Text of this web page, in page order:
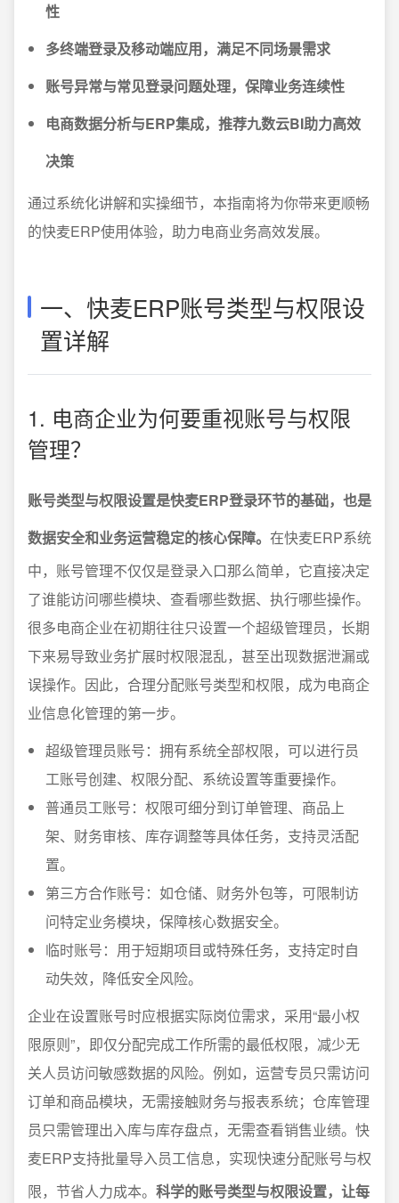
性
多终端登录及移动端应用，满足不同场景需求
账号异常与常见登录问题处理，保障业务连续性
电商数据分析与ERP集成，推荐九数云BI助力高效
决策
通过系统化讲解和实操细节，本指南将为你带来更顺畅
的快麦ERP使用体验，助力电商业务高效发展。
一、快麦ERP账号类型与权限设
置详解
1. 电商企业为何要重视账号与权限
管理？
账号类型与权限设置是快麦ERP登录环节的基础，也是
数据安全和业务运营稳定的核心保障。 在快麦ERP系统
中，账号管理不仅仅是登录入口那么简单，它直接决定
了谁能访问哪些模块、查看哪些数据、执行哪些操作。
很多电商企业在初期往往只设置一个超级管理员，长期
下来易导致业务扩展时权限混乱，甚至出现数据泄漏或
误操作。因此，合理分配账号类型和权限，成为电商企
业信息化管理的第一步。
超级管理员账号：拥有系统全部权限，可以进行员
工账号创建、权限分配、系统设置等重要操作。
普通员工账号：权限可细分到订单管理、商品上
架、财务审核、库存调整等具体任务，支持灵活配
置。
第三方合作账号：如仓储、财务外包等，可限制访
问特定业务模块，保障核心数据安全。
临时账号：用于短期项目或特殊任务，支持定时自
动失效，降低安全风险。
企业在设置账号时应根据实际岗位需求，采用“最小权
限原则”，即仅分配完成工作所需的最低权限，减少无
关人员访问敏感数据的风险。例如，运营专员只需访问
订单和商品模块，无需接触财务与报表系统；仓库管理
员只需管理出入库与库存盘点，无需查看销售业绩。快
麦ERP支持批量导入员工信息，实现快速分配账号与权
限，节省人力成本。 科学的账号类型与权限设置，让每